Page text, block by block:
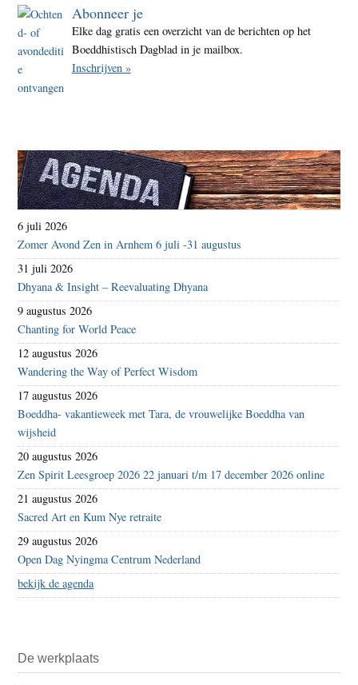
Abonneer je
Elke dag gratis een overzicht van de berichten op het
Boeddhistisch Dagblad in je mailbox.
Inschrijven »
6 juli 2026
Zomer Avond Zen in Arnhem 6 juli -31 augustus
31 juli 2026
Dhyana & Insight – Reevaluating Dhyana
9 augustus 2026
Chanting for World Peace
12 augustus 2026
Wandering the Way of Perfect Wisdom
17 augustus 2026
Boeddha- vakantieweek met Tara, de vrouwelijke Boeddha van
wijsheid
20 augustus 2026
Zen Spirit Leesgroep 2026 22 januari t/m 17 december 2026 online
21 augustus 2026
Sacred Art en Kum Nye retraite
29 augustus 2026
Open Dag Nyingma Centrum Nederland
bekijk de agenda
De werkplaats